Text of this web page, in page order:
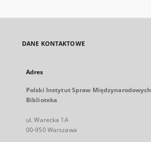
DANE KONTAKTOWE
Adres
Polski Instytut Spraw Międzynarodowych
Biblioteka
ul. Warecka 1A
00-950 Warszawa